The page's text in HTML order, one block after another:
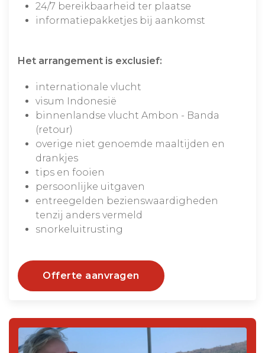
24/7 bereikbaarheid ter plaatse
informatiepakketjes bij aankomst
Het arrangement is exclusief:
internationale vlucht
visum Indonesië
binnenlandse vlucht Ambon - Banda
(retour)
overige niet genoemde maaltijden en
drankjes
tips en fooien
persoonlijke uitgaven
entreegelden bezienswaardigheden
tenzij anders vermeld
snorkeluitrusting
Offerte aanvragen